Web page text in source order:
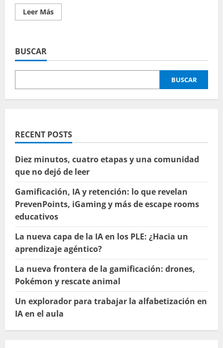
Leer MásLeer
más
formal
BUSCAR
BUSCAR
RECENT POSTS
Diez minutos, cuatro etapas y una comunidad
que no dejó de leer
Gamificación, IA y retención: lo que revelan
PrevenPoints, iGaming y más de escape rooms
educativos
La nueva capa de la IA en los PLE: ¿Hacia un
aprendizaje agéntico?
La nueva frontera de la gamificación: drones,
Pokémon y rescate animal
Un explorador para trabajar la alfabetización en
IA en el aula